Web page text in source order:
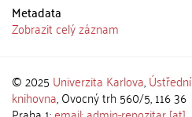
Metadata
Zobrazit celý záznam
© 2025 Univerzita Karlova,Ústřední
knihovna, Ovocný trh 560/5, 116 36